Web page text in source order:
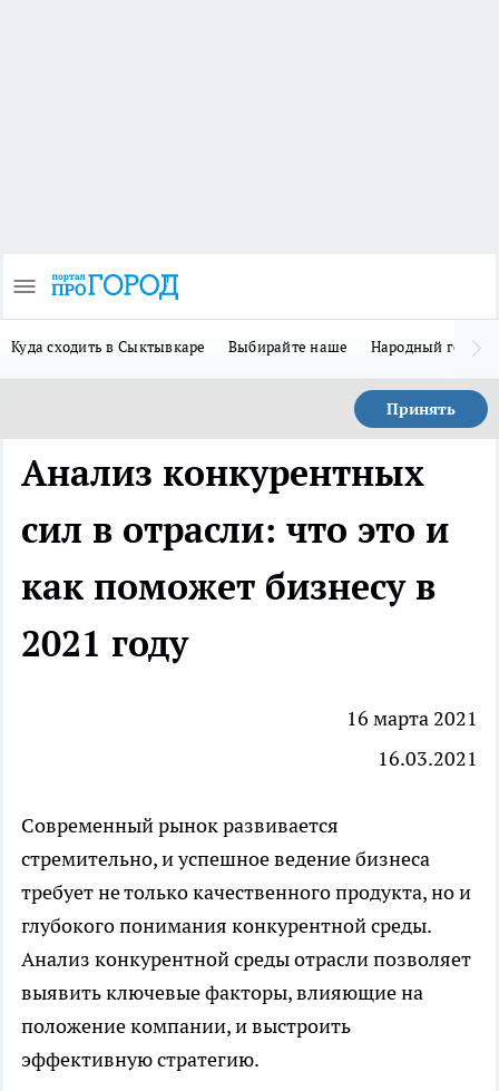
Куда сходить в Сыктывкаре Выбирайте наше Народный герой
Принять
Анализ конкурентных
сил в отрасли: что это и
как поможет бизнесу в
2021 году
16 марта 2021
16.03.2021
Современный рынок развивается
стремительно, и успешное ведение бизнеса
требует не только качественного продукта, но и
глубокого понимания конкурентной среды.
Анализ конкурентной среды отраслипозволяет
выявить ключевые факторы, влияющие на
положение компании, и выстроить
эффективную стратегию.